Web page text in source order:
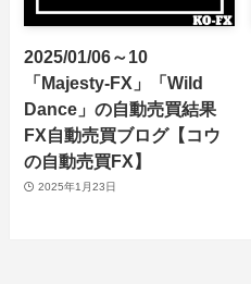
2025/01/06～10
「Majesty-FX」「Wild
Dance」の自動売買結果
FX自動売買ブログ【コウ
の自動売買FX】
2025年1月23日